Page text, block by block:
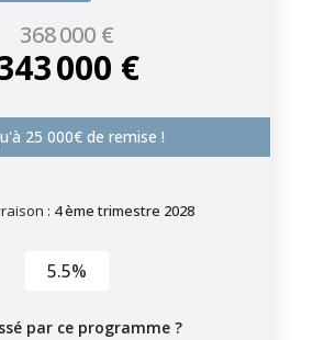
368 000 €
000 €
25 000€ de remise !
: 4 ème trimestre 2028
5.5%
par ce programme ?